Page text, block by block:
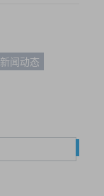
新闻动态